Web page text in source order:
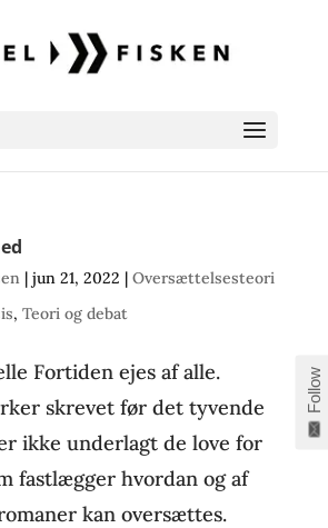
| jun 21, 2022 | Oversættelsesteori
, Teori og debat
Fortiden ejes af alle.
skrevet før det tyvende
ikke underlagt de love for
fastlægger hvordan og af
kan oversættes.
Follow